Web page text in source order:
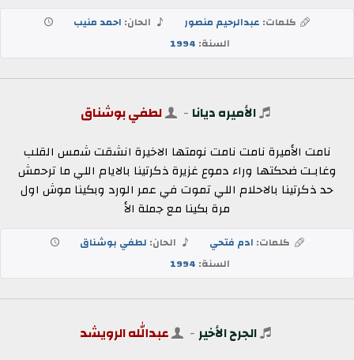
كلمات: عبدالرحيم منصور الحان: احمد منيب
السنة: 1994
الأميره ديانا - لطفي بوشناق
نامت الأميرة نامت نامت نومتها الاخيرة انشقت شمس القلب
وغابـت ضحكتها وراء دموع غزيرة ذكرتينا بالايام اللي ما ترحمش
حد ذكرتينا بالاحلام اللي تموت في عمر الورد وبكينا موش اول
مرة بكينا مع جملة الأ
كلمات: ادم فتحي الحان: لطفي بوشناق
السنة: 1994
الجرح الأخير- عبدالله الرويشد